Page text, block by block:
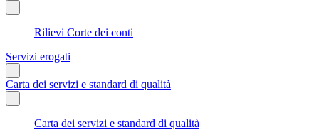
Rilievi Corte dei conti
Servizi erogati
Carta dei servizi e standard di qualità
Carta dei servizi e standard di qualità